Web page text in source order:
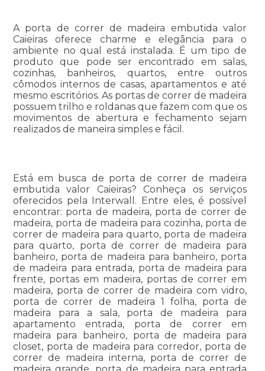
A porta de correr de madeira embutida valor
Caieiras oferece charme e elegância para o
ambiente no qual está instalada. É um tipo de
produto que pode ser encontrado em salas,
cozinhas, banheiros, quartos, entre outros
cômodos internos de casas, apartamentos e até
mesmo escritórios. As portas de correr de madeira
possuem trilho e roldanas que fazem com que os
movimentos de abertura e fechamento sejam
realizados de maneira simples e fácil.
Está em busca de porta de correr de madeira
embutida valor Caieiras? Conheça os serviços
oferecidos pela Interwall. Entre eles, é possível
encontrar: porta de madeira, porta de correr de
madeira, porta de madeira para cozinha, porta de
correr de madeira para quarto, porta de madeira
para quarto, porta de correr de madeira para
banheiro, porta de madeira para banheiro, porta
de madeira para entrada, porta de madeira para
frente, portas em madeira, portas de correr em
madeira, porta de correr de madeira com vidro,
porta de correr de madeira 1 folha, porta de
madeira para a sala, porta de madeira para
apartamento entrada, porta de correr em
madeira para banheiro, porta de madeira para
closet, porta de madeira para corredor, porta de
correr de madeira interna, porta de correr de